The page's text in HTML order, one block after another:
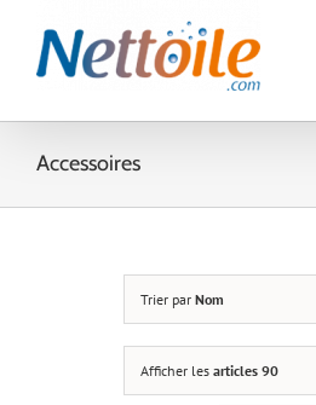
Accessoires
Trier par Nom
Afficher les articles 90